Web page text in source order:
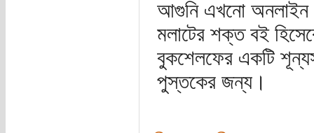
আগুনি এখনো অনলাইন
মলাটের শক্ত বই
বুকশেলফের একটি
পুস্তকের জন্য।